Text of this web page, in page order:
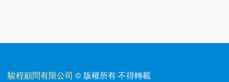
駿程顧問有限公司 © 版權所有·不得轉載